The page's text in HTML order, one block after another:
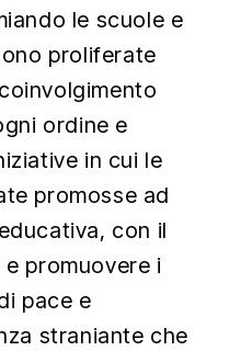
le scuole e
proliferate
ordine e
in cui le
promosse ad
con il
promuovere i
pace e
straniante che